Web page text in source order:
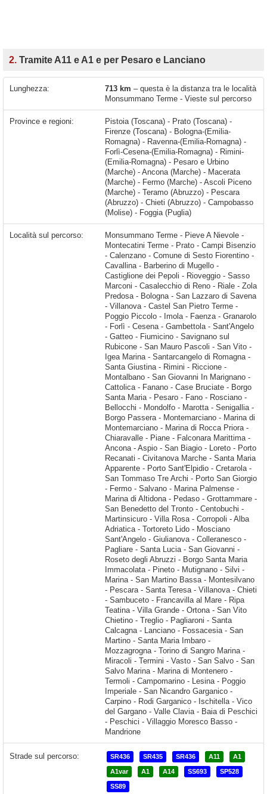
2. Tramite A11 e A1 e per Pesaro e Lanciano
Lunghezza: 713 km – questa è la distanza tra le località
Monsummano Terme - Vieste sul percorso
Province e regioni:
Pistoia (Toscana) - Prato (Toscana) -
Firenze (Toscana) - Bologna-(Emilia-
Romagna) - Ravenna-(Emilia-Romagna) -
Forlì-Cesena-(Emilia-Romagna) - Rimini-
(Emilia-Romagna) - Pesaro e Urbino
(Marche) - Ancona (Marche) - Macerata
(Marche) - Fermo (Marche) - Ascoli Piceno
(Marche) - Teramo (Abruzzo) - Pescara
(Abruzzo) - Chieti (Abruzzo) - Campobasso
(Molise) - Foggia (Puglia)
Località sul percorso: Monsummano Terme - Pieve A Nievole - Montecatini Terme - Prato - Campi Bisenzio - Calenzano - Comune di Sesto Fiorentino - Cavallina - Barberino di Mugello - Castiglione dei Pepoli - Rioveggio - Sasso Marconi - Casalecchio di Reno - Riale - Zola Predosa - Bologna - San Lazzaro di Savena - Villanova - Castel San Pietro Terme - Poggio Piccolo - Imola - Faenza - Granarolo - Forlì - Cesena - Gambettola - Sant'Angelo - Gatteo - Fiumicino - Savignano sul Rubicone - San Mauro Pascoli - San Vito - Igea Marina - Santarcangelo di Romagna - Santa Giustina
Strade sul percorso: SR436 SR435 SR436 A11 A1
A1var A1 A14 SS693 SP528
SS89